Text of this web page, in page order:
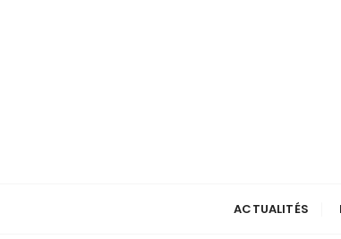
touchlineACTUALITÉS